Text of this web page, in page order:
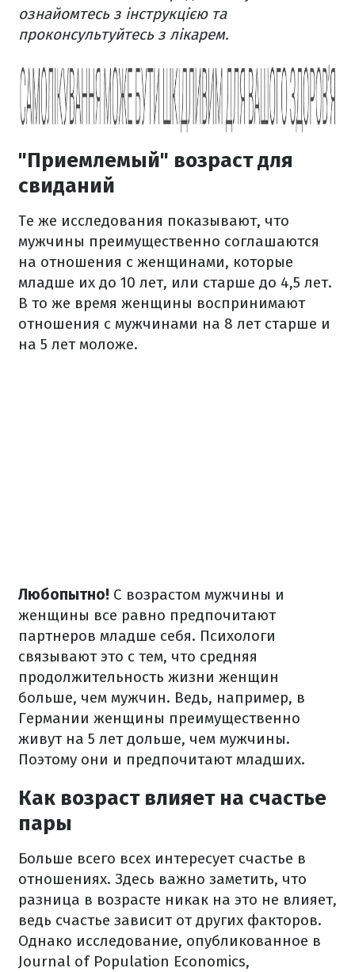
ознайомтесь з інструкцією та
проконсультуйтесь з лікарем.
"Приемлемый" возраст для
свиданий
Те же исследования показывают, что
мужчины преимущественно соглашаются
на отношения с женщинами, которые
младше их до 10 лет, или старше до 4,5 лет.
В то же время женщины воспринимают
отношения с мужчинами на 8 лет старше и
на 5 лет моложе.
Любопытно! С возрастом мужчины и
женщины все равно предпочитают
партнеров младше себя. Психологи
связывают это с тем, что средняя
продолжительность жизни женщин
больше, чем мужчин. Ведь, например, в
Германии женщины преимущественно
живут на 5 лет дольше, чем мужчины.
Поэтому они и предпочитают младших.
Как возраст влияет на счастье
пары
Больше всего всех интересует счастье в
отношениях. Здесь важно заметить, что
разница в возрасте никак на это не влияет,
ведь счастье зависит от других факторов.
Однако исследование, опубликованное в
Journal of Population Economics,